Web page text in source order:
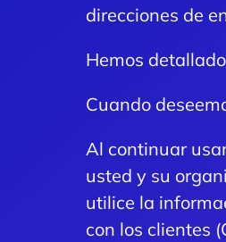
direcciones de
Hemos
Cuando
Al continuar
usted y su
utilice la
con los clientes